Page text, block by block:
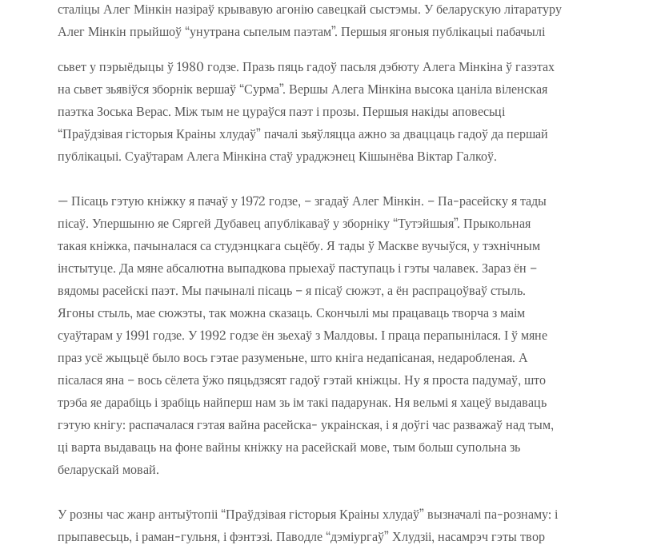
сталіцы Алег Мінкін назіраў крывавую агонію савецкай сыстэмы. У беларускую літаратуру
Алег Мінкін прыйшоў “унутрана сьпелым паэтам”. Першыя ягоныя публікацыі пабачылі
сьвет у пэрыёдыцы ў 1980 годзе. Празь пяць гадоў пасьля дэбюту Алега Мінкіна ў газэтах
на сьвет зьявіўся зборнік вершаў “Сурма”. Вершы Алега Мінкіна высока цаніла віленская
паэтка Зоська Верас. Між тым не цураўся паэт і прозы. Першыя накіды аповесьці
“Праўдзівая гісторыя Краіны хлудаў” пачалі зьяўляцца ажно за дваццаць гадоў да першай
публікацыі. Суаўтарам Алега Мінкіна стаў ураджэнец Кішынёва Віктар Галкоў.
— Пісаць гэтую кніжку я пачаў у 1972 годзе, – згадаў Алег Мінкін. – Па-расейску я тады
пісаў. Упершыню яе Сяргей Дубавец апублікаваў у зборніку “Тутэйшыя”. Прыкольная
такая кніжка, пачыналася са студэнцкага сьцёбу. Я тады ў Маскве вучыўся, у тэхнічным
інстытуце. Да мяне абсалютна выпадкова прыехаў паступаць і гэты чалавек. Зараз ён –
вядомы расейскі паэт. Мы пачыналі пісаць – я пісаў сюжэт, а ён распрацоўваў стыль.
Ягоны стыль, мае сюжэты, так можна сказаць. Скончылі мы працаваць творча з маім
суаўтарам у 1991 годзе. У 1992 годзе ён зьехаў з Малдовы. І праца перапынілася. І ў мяне
праз усё жыцьцё было вось гэтае разуменьне, што кніга недапісаная, недаробленая. А
пісалася яна – вось сёлета ўжо пяцьдзясят гадоў гэтай кніжцы. Ну я проста падумаў, што
трэба яе дарабіць і зрабіць найперш нам зь ім такі падарунак. Ня вельмі я хацеў выдаваць
гэтую кнігу: распачалася гэтая вайна расейска- украінская, і я доўгі час разважаў над тым,
ці варта выдаваць на фоне вайны кніжку на расейскай мове, тым больш супольна зь
беларускай мовай.
У розны час жанр антыўтопіі “Праўдзівая гісторыя Краіны хлудаў” вызначалі па-рознаму: і
прыпавесьць, і раман-гульня, і фэнтэзі. Паводле “дэміургаў” Хлудзіі, насамрэч гэты твор